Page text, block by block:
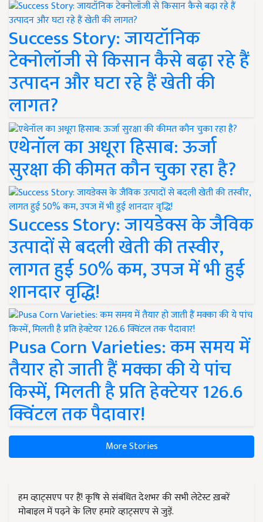
Success Story: जायटॉनिक
टेक्नोलॉजी से किसान कैसे बढ़ा रहे हैं
उत्पादन और घटा रहे हैं खेती की
लागत?
एथेनॉल का अधूरा हिसाब: ऊर्जा
सुरक्षा की कीमत कौन चुका रहा है?
Success Story: जायडेक्स के जैविक
उत्पादों से बदली खेती की तस्वीर,
लागत हुई 50% कम, उपज में भी हुई
शानदार वृद्धि!
Pusa Corn Varieties: कम समय में
तैयार हो जाती हैं मक्का की ये पांच
किस्में, मिलती है प्रति हेक्टेयर 126.6
क्विंटल तक पैदावार!
More Stories
हम व्हाट्सएप पर हैं! कृषि से संबंधित देशभर की सभी लेटेस्ट ख़बरें
मोबाइल में पढ़ने के लिए हमारे व्हाट्सएप से जुड़ें.